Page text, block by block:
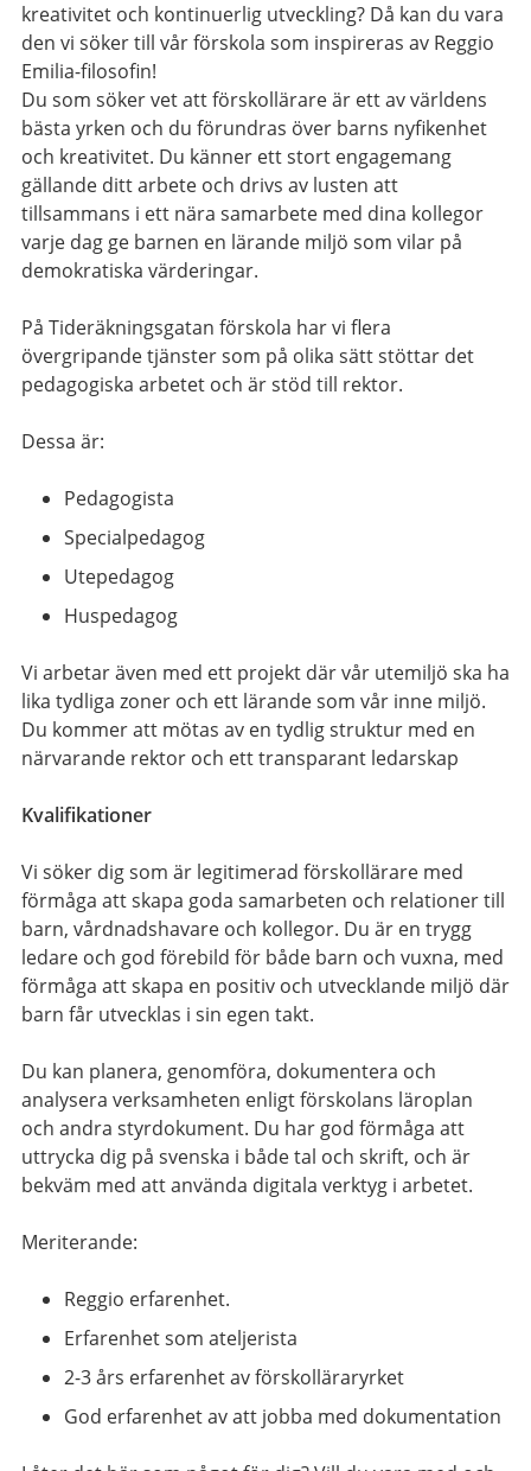
kreativitet och kontinuerlig utveckling? Då kan du vara
den vi söker till vår förskola som inspireras av Reggio
Emilia-filosofin!
Du som söker vet att förskollärare är ett av världens
bästa yrken och du förundras över barns nyfikenhet
och kreativitet. Du känner ett stort engagemang
gällande ditt arbete och drivs av lusten att
tillsammans i ett nära samarbete med dina kollegor
varje dag ge barnen en lärande miljö som vilar på
demokratiska värderingar.
På Tideräkningsgatan förskola har vi flera
övergripande tjänster som på olika sätt stöttar det
pedagogiska arbetet och är stöd till rektor.
Dessa är:
Pedagogista
Specialpedagog
Utepedagog
Huspedagog
Vi arbetar även med ett projekt där vår utemiljö ska ha
lika tydliga zoner och ett lärande som vår inne miljö.
Du kommer att mötas av en tydlig struktur med en
närvarande rektor och ett transparant ledarskap
Kvalifikationer
Vi söker dig som är legitimerad förskollärare med
förmåga att skapa goda samarbeten och relationer till
barn, vårdnadshavare och kollegor. Du är en trygg
ledare och god förebild för både barn och vuxna, med
förmåga att skapa en positiv och utvecklande miljö där
barn får utvecklas i sin egen takt.
Du kan planera, genomföra, dokumentera och
analysera verksamheten enligt förskolans läroplan
och andra styrdokument. Du har god förmåga att
uttrycka dig på svenska i både tal och skrift, och är
bekväm med att använda digitala verktyg i arbetet.
Meriterande:
Reggio erfarenhet.
Erfarenhet som ateljerista
2-3 års erfarenhet av förskolläraryrket
God erfarenhet av att jobba med dokumentation